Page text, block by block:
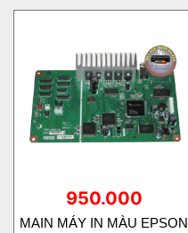
950.000
MAIN MÁY IN MÀU EPSON